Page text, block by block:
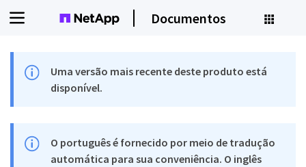
Documentos
Uma versão mais recente deste produto está
disponível.
O português é fornecido por meio de tradução
automática para sua conveniência. O inglês